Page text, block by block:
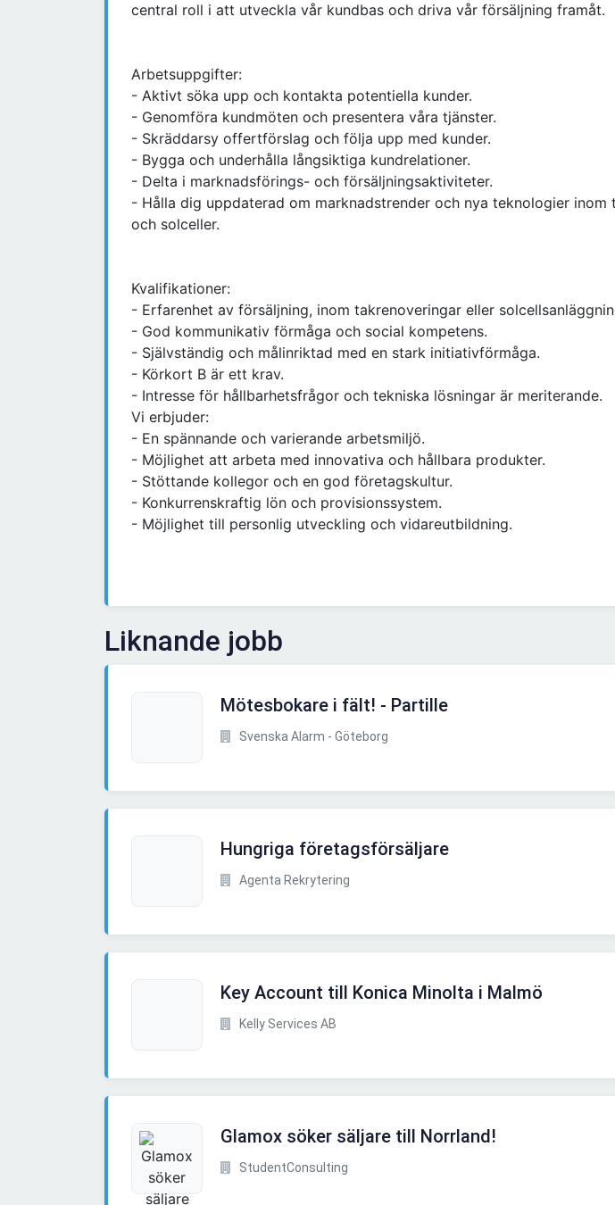
central roll i att utveckla vår kundbas och driva vår försäljning framåt.
Arbetsuppgifter:
- Aktivt söka upp och kontakta potentiella kunder.
- Genomföra kundmöten och presentera våra tjänster.
- Skräddarsy offertförslag och följa upp med kunder.
- Bygga och underhålla långsiktiga kundrelationer.
- Delta i marknadsförings- och försäljningsaktiviteter.
- Hålla dig uppdaterad om marknadstrender och nya teknologier inom
och solceller.
Kvalifikationer:
- Erfarenhet av försäljning, inom takrenoveringar eller
- God kommunikativ förmåga och social kompetens.
- Självständig och målinriktad med en stark initiativförmåga.
- Körkort B är ett krav.
- Intresse för hållbarhetsfrågor och tekniska lösningar är meriterande.
Vi erbjuder:
- En spännande och varierande arbetsmiljö.
- Möjlighet att arbeta med innovativa och hållbara produkter.
- Stöttande kollegor och en god företagskultur.
- Konkurrenskraftig lön och provisionssystem.
- Möjlighet till personlig utveckling och vidareutbildning.
Liknande jobb
Mötesbokare i fält! - Partille
Svenska Alarm - Göteborg
Hungriga företagsförsäljare
Agenta Rekrytering
Key Account till Konica Minolta i Malmö
Kelly Services AB
Glamox söker säljare till Norrland!
StudentConsulting